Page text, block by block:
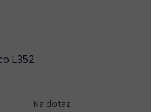
L352
Na dotaz